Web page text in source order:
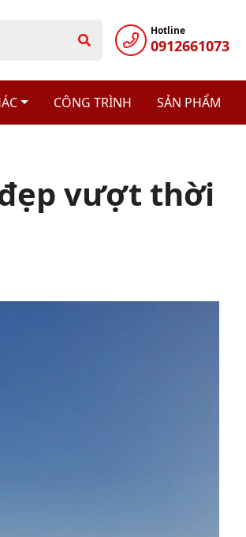
Hotline
0912661073
CÔNG TRÌNH SẢN PHẨM
vượt thời